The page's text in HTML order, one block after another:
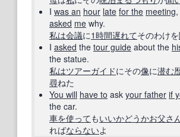
I was an hour late for the meeting
asked me why.
私は会議に1時間遅れてそのわけを
I asked the tour guide about the
the statue.
私はツアーガイドにその像に潜む
尋ねた
You will have to ask your father if
the car.
車を使ってもいいかどうかお父さ
ればならないよ